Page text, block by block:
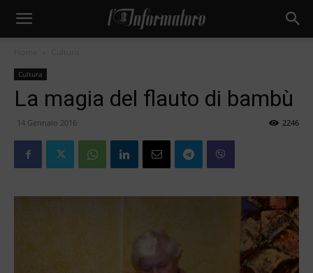
Cultura
La magia del flauto di bambù
14 Gennaio 2016 2246